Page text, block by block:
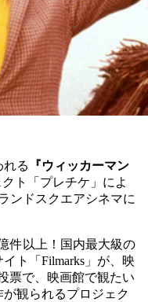
れる
『ウィッカーマン
ト「プレチケ」によ
ンドスクエアシネマに
件以上！国内最大級の
ト「Filmarks」が、映
票で、映画館で観たい
観られるプロジェク